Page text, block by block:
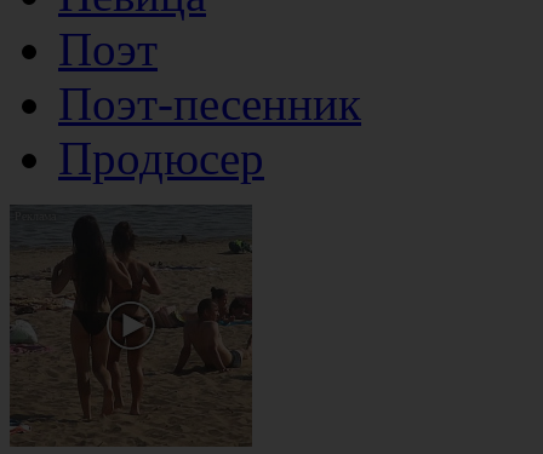
Поэт
Поэт-песенник
Продюсер